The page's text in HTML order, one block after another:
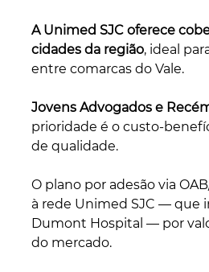
A Unimed SJC oferece
cidades da região, ideal
entre comarcas do Vale.
Jovens Advogados e
prioridade é o custo-
de qualidade.
O plano por adesão via
à rede Unimed SJC — que
Dumont Hospital — por
do mercado.